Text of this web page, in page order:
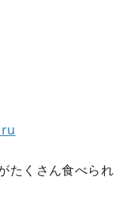
たくさん食べられ